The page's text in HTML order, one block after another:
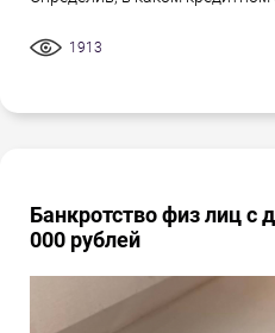
1913
Банкротство физ лиц с
000 рублей